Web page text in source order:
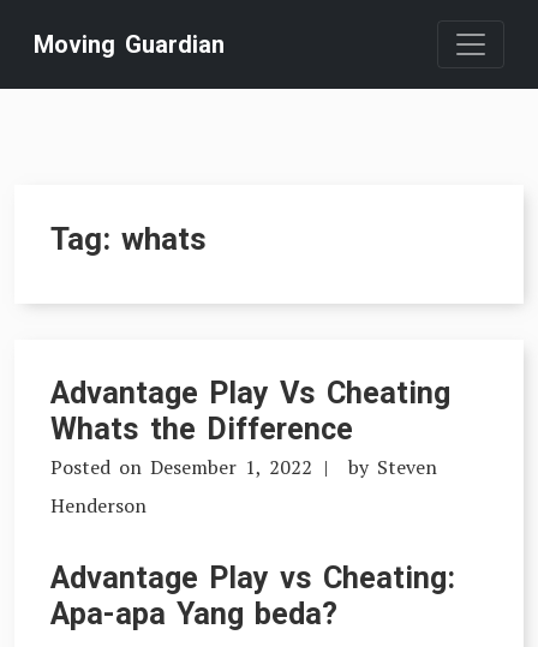
content
Moving Guardian
Tag: whats
Advantage Play Vs Cheating
Whats the Difference
Posted on Desember 1, 2022 by Steven
Henderson
Advantage Play vs Cheating:
Apa-apa Yang beda?